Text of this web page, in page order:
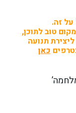
על זה.
טוב לתוכן,
תנועה
כאן